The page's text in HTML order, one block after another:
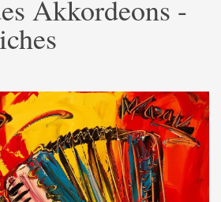
Akkordeons -